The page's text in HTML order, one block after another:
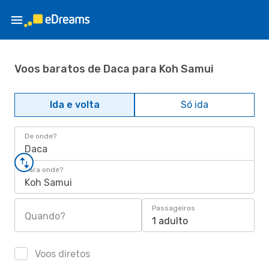
Voos baratos de Daca para Koh Samui
Ida e volta Só ida
De onde?
Daca
Para onde?
Koh Samui
Quando?
Passageiros
1 adulto
Voos diretos